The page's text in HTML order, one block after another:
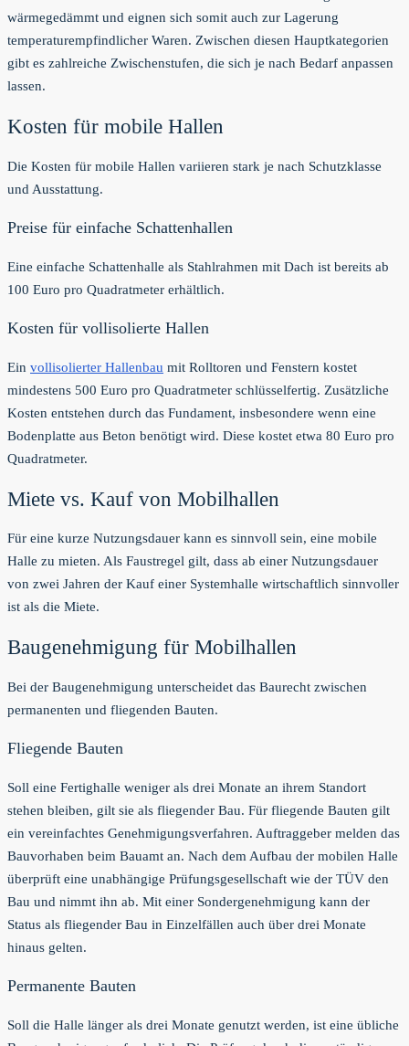
wärmegedämmt und eignen sich somit auch zur Lagerung
temperaturempfindlicher Waren. Zwischen diesen Hauptkategorien
gibt es zahlreiche Zwischenstufen, die sich je nach Bedarf anpassen
lassen.
Kosten für mobile Hallen
Die Kosten für mobile Hallen variieren stark je nach Schutzklasse
und Ausstattung.
Preise für einfache Schattenhallen
Eine einfache Schattenhalle als Stahlrahmen mit Dach ist bereits ab
100 Euro pro Quadratmeter erhältlich.
Kosten für vollisolierte Hallen
Ein vollisolierter Hallenbau mit Rolltoren und Fenstern kostet
mindestens 500 Euro pro Quadratmeter schlüsselfertig. Zusätzliche
Kosten entstehen durch das Fundament, insbesondere wenn eine
Bodenplatte aus Beton benötigt wird. Diese kostet etwa 80 Euro pro
Quadratmeter.
Miete vs. Kauf von Mobilhallen
Für eine kurze Nutzungsdauer kann es sinnvoll sein, eine mobile
Halle zu mieten. Als Faustregel gilt, dass ab einer Nutzungsdauer
von zwei Jahren der Kauf einer Systemhalle wirtschaftlich sinnvoller
ist als die Miete.
Baugenehmigung für Mobilhallen
Bei der Baugenehmigung unterscheidet das Baurecht zwischen
permanenten und fliegenden Bauten.
Fliegende Bauten
Soll eine Fertighalle weniger als drei Monate an ihrem Standort
stehen bleiben, gilt sie als fliegender Bau. Für fliegende Bauten gilt
ein vereinfachtes Genehmigungsverfahren. Auftraggeber melden das
Bauvorhaben beim Bauamt an. Nach dem Aufbau der mobilen Halle
überprüft eine unabhängige Prüfungsgesellschaft wie der TÜV den
Bau und nimmt ihn ab. Mit einer Sondergenehmigung kann der
Status als fliegender Bau in Einzelfällen auch über drei Monate
hinaus gelten.
Permanente Bauten
Soll die Halle länger als drei Monate genutzt werden, ist eine übliche